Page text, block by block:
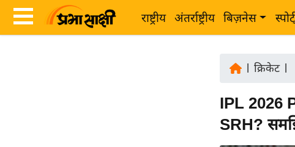
राष्ट्रीय अंतर्राष्ट्रीय बिज़नेस
क्रिकेट|
IPL 2026
SRH?